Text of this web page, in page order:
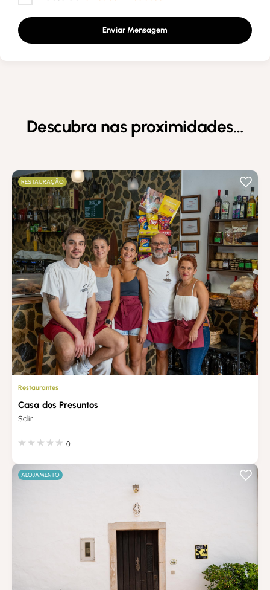
Enviar Mensagem
Descubra nas proximidades…
RESTAURAÇÃO
Restaurantes
Casa dos Presuntos
Salir
0
ALOJAMENTO